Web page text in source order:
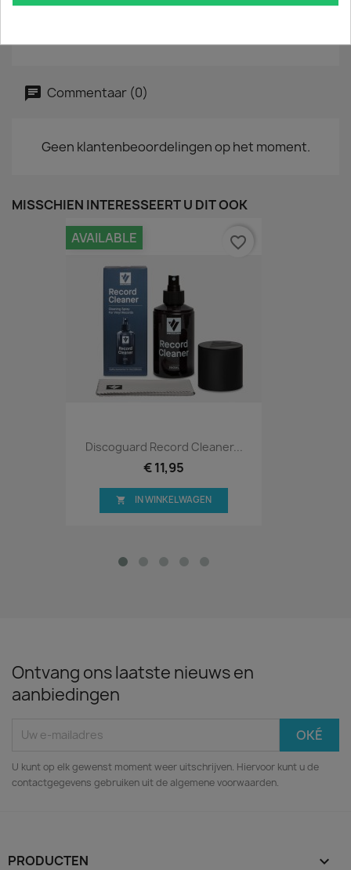
Commentaar (0)
Geen klantenbeoordelingen op het moment.
MISSCHIEN INTERESSEERT U DIT OOK
Discoguard Record Cleaner...
€ 11,95
AVAILABLE
 IN WINKELWAGEN
favorite_border
Ontvang ons laatste nieuws en
aanbiedingen
U kunt op elk gewenst moment weer uitschrijven. Hiervoor kunt u de
contactgegevens gebruiken uit de algemene voorwaarden.
PRODUCTEN 